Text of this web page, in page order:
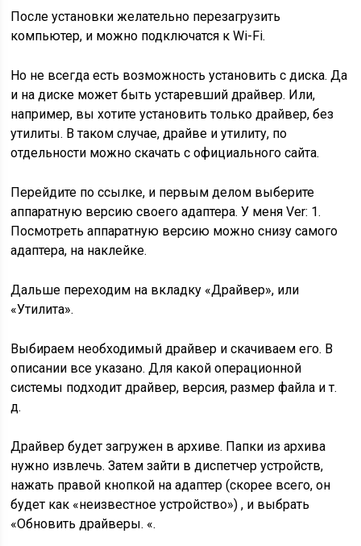
После установки желательно перезагрузить
компьютер, и можно подключатся к Wi-Fi.
Но не всегда есть возможность установить с диска. Да
и на диске может быть устаревший драйвер. Или,
например, вы хотите установить только драйвер, без
утилиты. В таком случае, драйве и утилиту, по
отдельности можно скачать с официального сайта.
Перейдите по ссылке, и первым делом выберите
аппаратную версию своего адаптера. У меня Ver: 1.
Посмотреть аппаратную версию можно снизу самого
адаптера, на наклейке.
Дальше переходим на вкладку «Драйвер», или
«Утилита».
Выбираем необходимый драйвер и скачиваем его. В
описании все указано. Для какой операционной
системы подходит драйвер, версия, размер файла и т.
д.
Драйвер будет загружен в архиве. Папки из архива
нужно извлечь. Затем зайти в диспетчер устройств,
нажать правой кнопкой на адаптер (скорее всего, он
будет как «неизвестное устройство») , и выбрать
«Обновить драйверы. «.